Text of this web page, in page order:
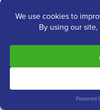
Theme
So
in